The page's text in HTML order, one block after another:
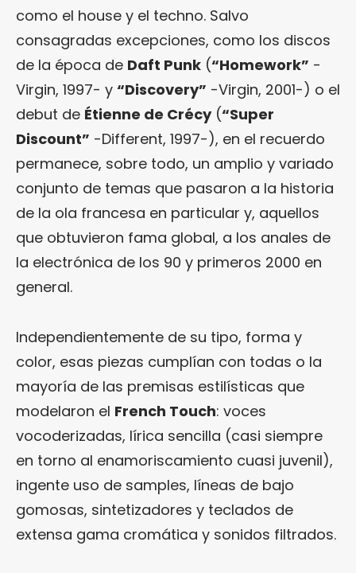
como el house y el techno. Salvo
consagradas excepciones, como los discos
de la época de Daft Punk (“Homework” -
Virgin, 1997- y “Discovery” -Virgin, 2001-) o el
debut de Étienne de Crécy(“Super
Discount” -Different, 1997-), en el recuerdo
permanece, sobre todo, un amplio y variado
conjunto de temas que pasaron a la historia
de la ola francesa en particular y, aquellos
que obtuvieron fama global, a los anales de
la electrónica de los 90 y primeros 2000 en
general.
Independientemente de su tipo, forma y
color, esas piezas cumplían con todas o la
mayoría de las premisas estilísticas que
modelaron el French Touch: voces
vocoderizadas, lírica sencilla (casi siempre
en torno al enamoriscamiento cuasi juvenil),
ingente uso de samples, líneas de bajo
gomosas, sintetizadores y teclados de
extensa gama cromática y sonidos filtrados.